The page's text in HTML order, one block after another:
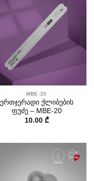
MBE-20
ერთჯერადი ქლიბების
ფუძე – MBE-20
10.00 ₾